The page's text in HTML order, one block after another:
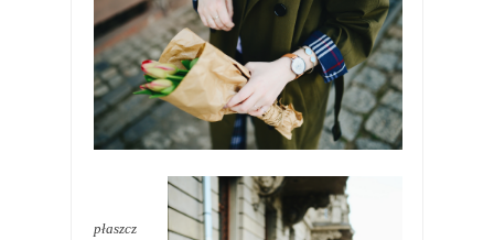
płaszcz